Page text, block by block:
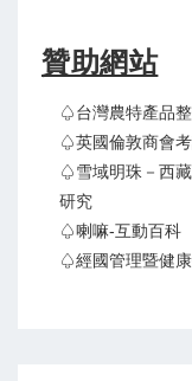
贊助網站
♤台灣農特產品
♤英國倫敦商會
♤雪域明珠－西
研究
♤喇嘛-互動百科
♤經國管理暨健